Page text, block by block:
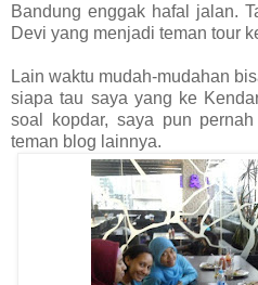
Bandung enggak hafal jalan.
Devi yang menjadi teman tour
Lain waktu mudah-mudahan
siapa tau saya yang ke
soal kopdar, saya pun
teman blog lainnya.